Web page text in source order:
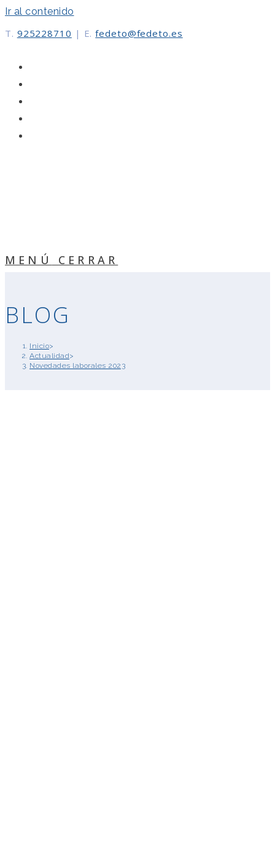
Ir al contenido
T. 925228710 | E. fedeto@fedeto.es
MENÚ CERRAR
BLOG
Inicio>
Actualidad>
Novedades laborales 2023